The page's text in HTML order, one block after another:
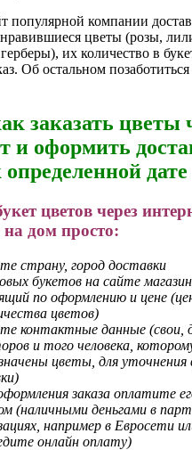
популярной компании
цветы (розы,
их количество в
Об остальном
заказать цветы
и оформить
определенной дате
цветов через
на дом просто:
страну, город доставки
букетов на сайте
по оформлению и цене
цветов)
контактные данные (свои,
и того человека,
цветы, для уточнения
заказа оплатите
(наличными деньгами в
например в Евросети
онлайн оплату)